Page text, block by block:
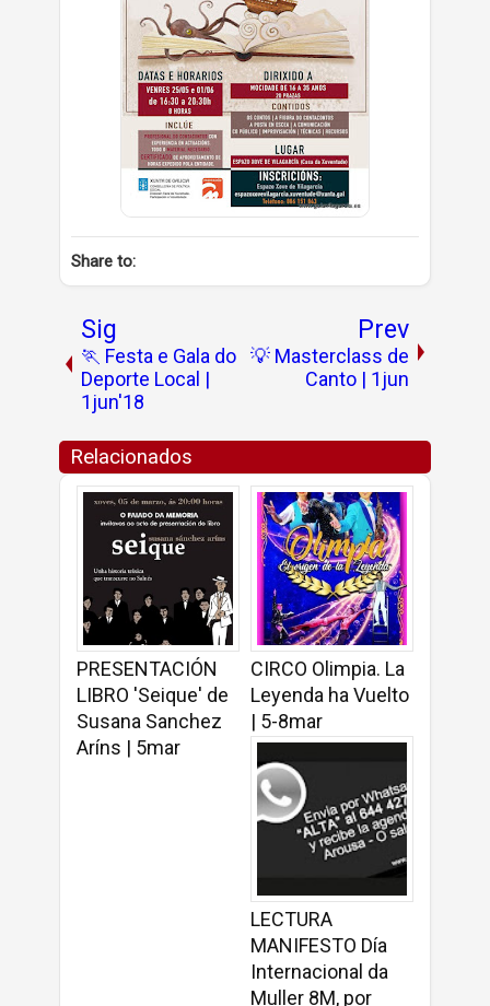
Share to:
Sig
🏃 Festa e Gala do
Deporte Local |
1jun'18
Prev
💡 Masterclass de
Canto | 1jun
Relacionados
PRESENTACIÓN
LIBRO 'Seique' de
Susana Sanchez
Aríns | 5mar
CIRCO Olimpia. La
Leyenda ha Vuelto
| 5-8mar
LECTURA
MANIFESTO Día
Internacional da
Muller 8M, por